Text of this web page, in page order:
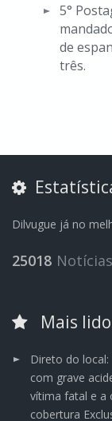
5°
de
três.
Dilvugue já no
25018 Notícias
Mais
Direto do
com grave
vítima fatal e a
cobertura